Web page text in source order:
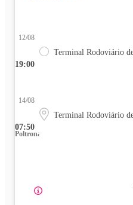
19:00
12/08
Terminal Rodoviário
07:50
14/08
Terminal Rodoviário
Poltrona